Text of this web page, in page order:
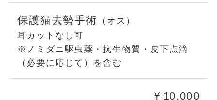
保護猫去勢手術
（オス）
耳カットなし可
※ノミダニ駆虫薬・抗生物質・皮下点滴
（必要に応じて）を含む
￥10,000